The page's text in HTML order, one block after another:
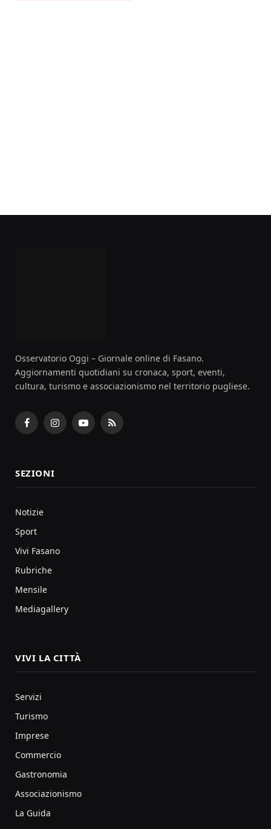
Osservatorio Oggi – Giornale online di Fasano.
Aggiornamenti quotidiani su cronaca, sport, eventi,
cultura, turismo e associazionismo nel territorio pugliese.
FacebookInstagramYouTubeRSS
SEZIONI
Notizie
Sport
Vivi Fasano
Rubriche
Mensile
Mediagallery
VIVI LA CITTÀ
Servizi
Turismo
Imprese
Commercio
Gastronomia
Associazionismo
La Guida